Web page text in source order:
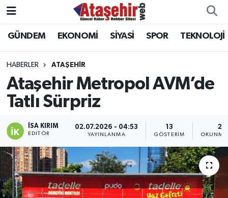
GÜNDEM EKONOMİ SİYASİ SPOR TEKNOLOJİ
HABERLER ATAŞEHİR
Ataşehir Metropol AVM’de
Tatlı Sürpriz
İSA KIRIM
EDITÖR
02.07.2026 - 04:53
YAYINLANMA
13
GÖSTERIM
2
OKUNMA
Hava Durumu
Trafik Durumu
Süper Lig Puan Durumu ve Fikstür
Haber Arşivi